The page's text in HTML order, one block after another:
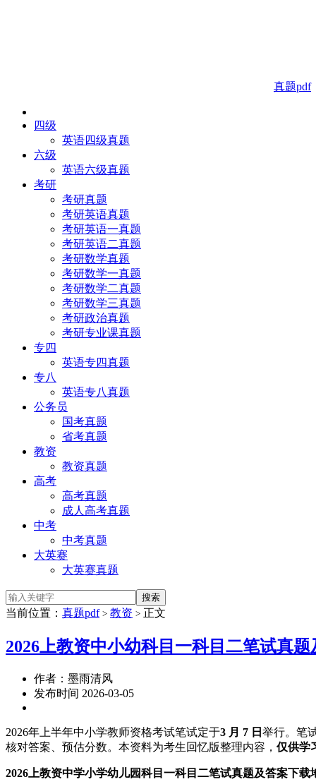
真题pdf
四级
英语四级真题
六级
英语六级真题
考研
考研真题
考研英语真题
考研英语一真题
考研英语二真题
考研数学真题
考研数学一真题
考研数学二真题
考研数学三真题
考研政治真题
考研专业课真题
专四
英语专四真题
专八
英语专八真题
公务员
国考真题
省考真题
教资
教资真题
高考
高考真题
成人高考真题
中考
中考真题
大英赛
大英赛真题
当前位置： 真题pdf > 教资 > 正文
2026上教资中小幼科目一科目二笔试真
作者：墨雨清风
发布时间 2026-03-05
2026年上半年中小学教师资格考试笔试定于3 月 7 日 举行。笔
核对答案、预估分数。本资料为考生回忆版整理内容， 仅供学
2026上教资中学小学幼儿园科目一科目二笔试真题及答案下载